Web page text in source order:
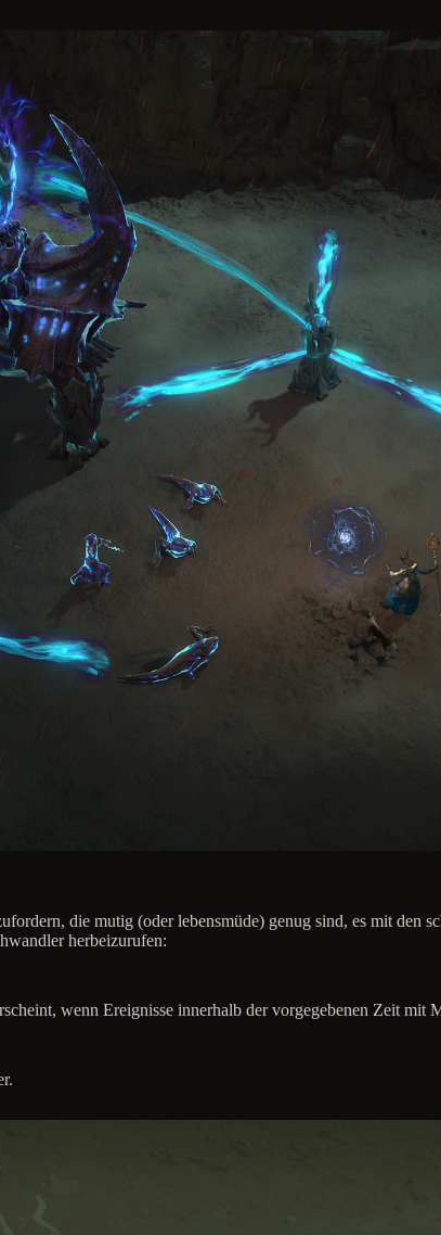
die mutig (oder lebensmüde) genug sind, es mit den
herbeizurufen:
wenn Ereignisse innerhalb der vorgegebenen Zeit mit